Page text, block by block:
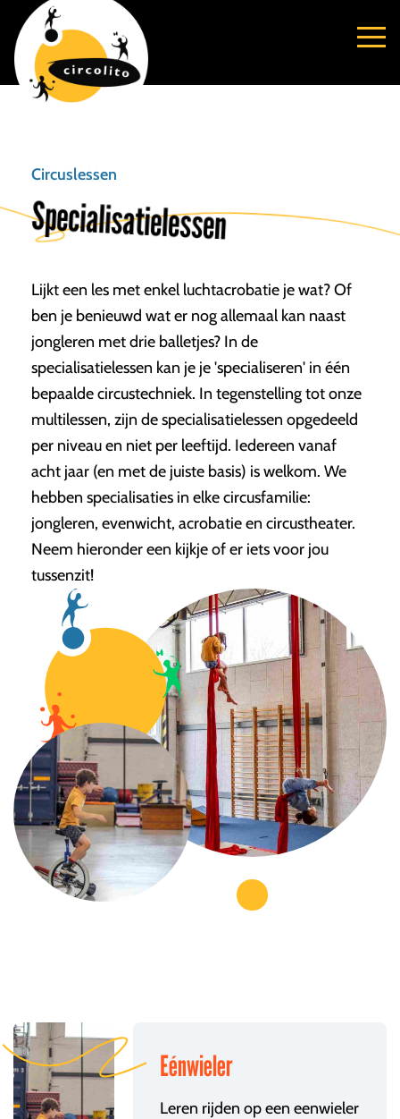
Circuslessen
Specialisatielessen
Lijkt een les met enkel luchtacrobatie je wat? Of
ben je benieuwd wat er nog allemaal kan naast
jongleren met drie balletjes? In de
specialisatielessen kan je je 'specialiseren' in één
bepaalde circustechniek. In tegenstelling tot onze
multilessen, zijn de specialisatielessen opgedeeld
per niveau en niet per leeftijd. Iedereen vanaf
acht jaar (en met de juiste basis) is welkom. We
hebben specialisaties in elke circusfamilie:
jongleren, evenwicht, acrobatie en circustheater.
Neem hieronder een kijkje of er iets voor jou
tussenzit!
Eénwieler
Leren rijden op een eenwieler